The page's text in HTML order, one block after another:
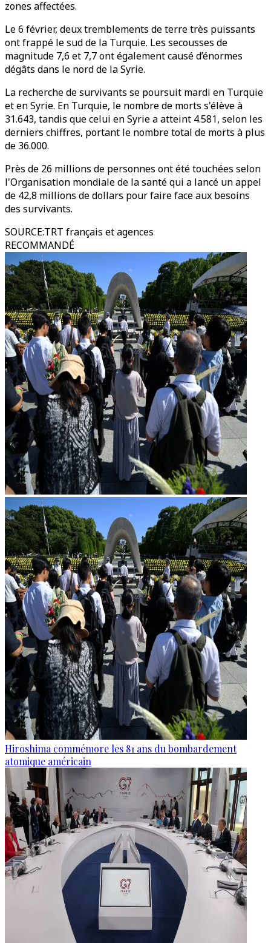
zones affectées.
Le 6 février, deux tremblements de terre très puissants
ont frappé le sud de la Turquie. Les secousses de
magnitude 7,6 et 7,7 ont également causé d’énormes
dégâts dans le nord de la Syrie.
La recherche de survivants se poursuit mardi en Turquie
et en Syrie. En Turquie, le nombre de morts s'élève à
31.643, tandis que celui en Syrie a atteint 4.581, selon les
derniers chiffres, portant le nombre total de morts à plus
de 36.000.
Près de 26 millions de personnes ont été touchées selon
l'Organisation mondiale de la santé qui a lancé un appel
de 42,8 millions de dollars pour faire face aux besoins
des survivants.
SOURCE:TRT français et agences
RECOMMANDÉ
Hiroshima commémore les 81 ans du bombardement
atomique américain